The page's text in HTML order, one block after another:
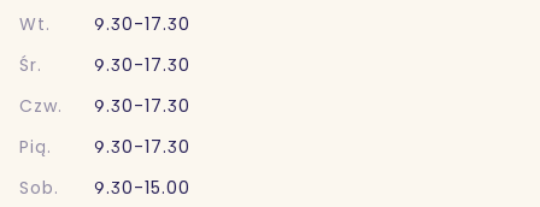
Wt.
9.30-17.30
Śr.
9.30-17.30
Czw.
9.30-17.30
Pią.
9.30-17.30
Sob.
9.30-15.00